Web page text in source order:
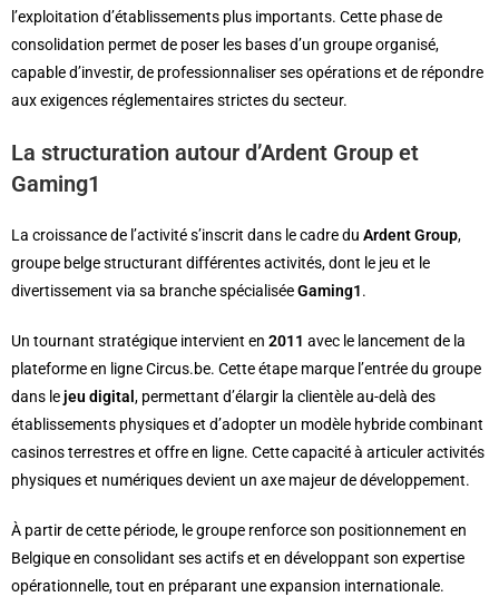
l’exploitation d’établissements plus importants. Cette phase de
consolidation permet de poser les bases d’un groupe organisé,
capable d’investir, de professionnaliser ses opérations et de répondre
aux exigences réglementaires strictes du secteur.
La structuration autour d’Ardent Group et
Gaming1
La croissance de l’activité s’inscrit dans le cadre du Ardent Group,
groupe belge structurant différentes activités, dont le jeu et le
divertissement via sa branche spécialiséeGaming1.
Un tournant stratégique intervient en 2011 avec le lancement de la
plateforme en ligne Circus.be. Cette étape marque l’entrée du groupe
dans lejeu digital , permettant d’élargir la clientèle au-delà des
établissements physiques et d’adopter un modèle hybride combinant
casinos terrestres et offre en ligne. Cette capacité à articuler activités
physiques et numériques devient un axe majeur de développement.
À partir de cette période, le groupe renforce son positionnement en
Belgique en consolidant ses actifs et en développant son expertise
opérationnelle, tout en préparant une expansion internationale.